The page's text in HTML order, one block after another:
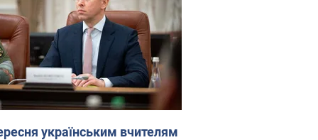
українським вчителям